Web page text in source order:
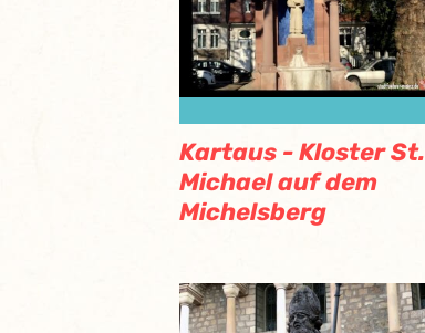
Kartaus - Kloster St.
Michael auf dem
Michelsberg